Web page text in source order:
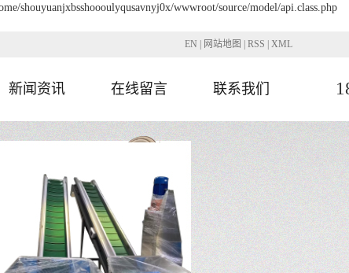
shouyuanjxbsshoooulyqusavnyj0x/wwwroot/source/model/api.class.php
EN 网站地图 RSS XML
新闻资讯 在线留言 联系我们